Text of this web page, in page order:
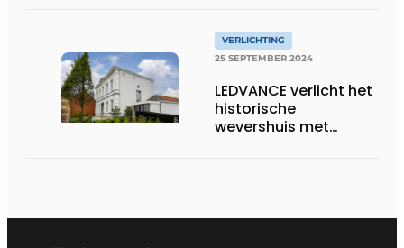
VERLICHTING
25 SEPTEMBER 2024
LEDVANCE verlicht het
historische
wevershuis met